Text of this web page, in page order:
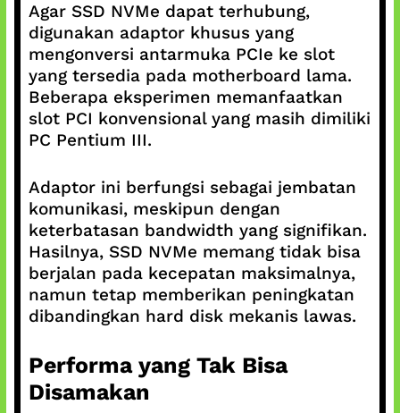
Agar SSD NVMe dapat terhubung,
digunakan adaptor khusus yang
mengonversi antarmuka PCIe ke slot
yang tersedia pada motherboard lama.
Beberapa eksperimen memanfaatkan
slot PCI konvensional yang masih dimiliki
PC Pentium III.
Adaptor ini berfungsi sebagai jembatan
komunikasi, meskipun dengan
keterbatasan bandwidth yang signifikan.
Hasilnya, SSD NVMe memang tidak bisa
berjalan pada kecepatan maksimalnya,
namun tetap memberikan peningkatan
dibandingkan hard disk mekanis lawas.
Performa yang Tak Bisa
Disamakan